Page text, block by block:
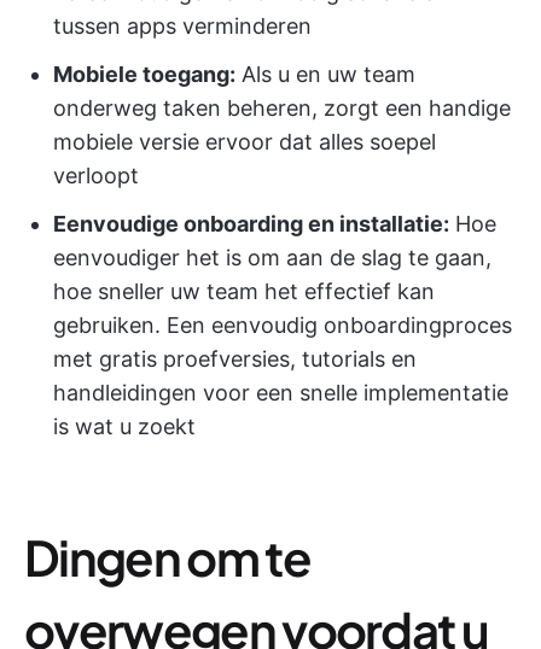
tussen apps verminderen
Mobiele toegang: Als u en uw team
onderweg taken beheren, zorgt een handige
mobiele versie ervoor dat alles soepel
verloopt
Eenvoudige onboarding en installatie: Hoe
eenvoudiger het is om aan de slag te gaan,
hoe sneller uw team het effectief kan
gebruiken. Een eenvoudig onboardingproces
met gratis proefversies, tutorials en
handleidingen voor een snelle implementatie
is wat u zoekt
Dingen om te
overwegen voordat u